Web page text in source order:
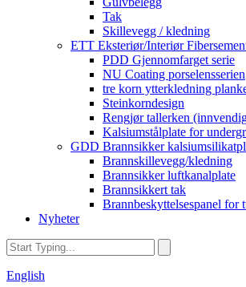
Tak
Skillevegg / kledning
ETT Eksteriør/Interiør
PDD Gjennomfarget serie
NU Coating porselensserien
tre korn ytterkledning
Steinkorndesign
Rengjør tallerken
Kalsiumstålplate for
GDD Brannsikker
Brannskillevegg/kledning
Brannsikker luftkanalplate
Brannsikkert tak
Brannbeskyttelsespanel for
Nyheter
English